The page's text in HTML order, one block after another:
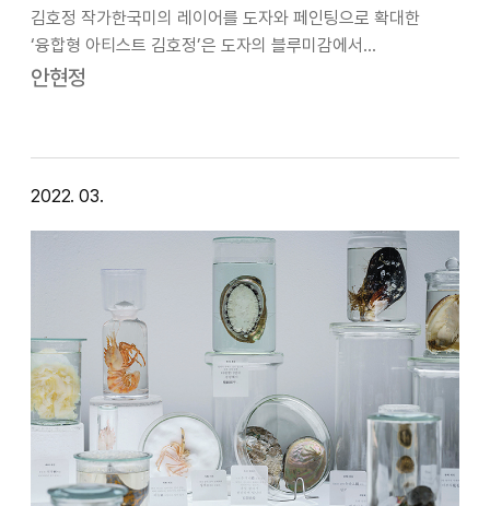
김호정 작가한국미의 레이어를 도자와 페인팅으로 확대한
‘융합형 아티스트 김호정’은 도자의 블루미감에서
순수미술로까지 ‘확장형 예술’을 지향한다. 빗살무늬토기를
…
안현정
2022. 03.